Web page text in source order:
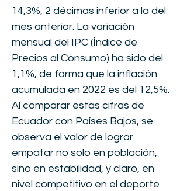
14,3%, 2 décimas inferior a la del
mes anterior. La variación
mensual del IPC (Índice de
Precios al Consumo) ha sido del
1,1%, de forma que la inflación
acumulada en 2022 es del 12,5%.
Al comparar estas cifras de
Ecuador con Países Bajos, se
observa el valor de lograr
empatar no solo en población,
sino en estabilidad, y claro, en
nivel competitivo en el deporte